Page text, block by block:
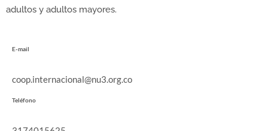
adultos y adultos mayores.
E-mail
coop.internacional@nu3.org.co
Teléfono